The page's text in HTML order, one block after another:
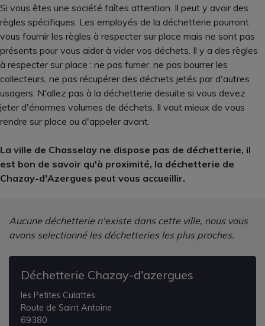
Si vous êtes une société faîtes attention. Il peut y avoir des
règles spécifiques. Les employés de la déchetterie pourront
vous fournir les règles à respecter sur place mais ne sont pas
présents pour vous aider à vider vos déchets. Il y a des règles
à respecter sur place : ne pas fumer, ne pas bourrer les
collecteurs, ne pas récupérer des déchets jetés par d'autres
usagers. N'allez pas à la déchetterie desuite si vous devez
jeter d'énormes volumes de déchets. Il vaut mieux de vous
rendre sur place ou d'appeler avant.
La ville de Chasselay ne dispose pas de déchetterie, il
est bon de savoir qu'à proximité, la déchetterie de
Chazay-d'Azergues peut vous accueillir.
Aucune déchetterie n'existe dans cette ville, nous vous
avons selectionné les déchetteries les plus proches.
Déchetterie Chazay-d'azergues
les Petites Culattes
Route de Saint Antoine
69380